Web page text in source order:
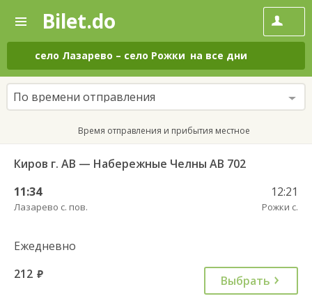
—
Поиск
и
покупка
билетов
на
автобус
онлайн
Bilet.do
село Лазарево – село Рожки на все дни
По времени отправления
Время отправления и прибытия местное
Киров г. АВ — Набережные Челны АВ 702
11:34
Лазарево с. пов.
12:21
Рожки с.
Ежедневно
212 руб. Выбрать